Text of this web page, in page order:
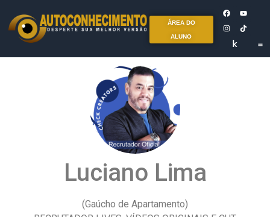
ÁREA DO
ALUNO
Luciano Lima
(Gaúcho de Apartamento)